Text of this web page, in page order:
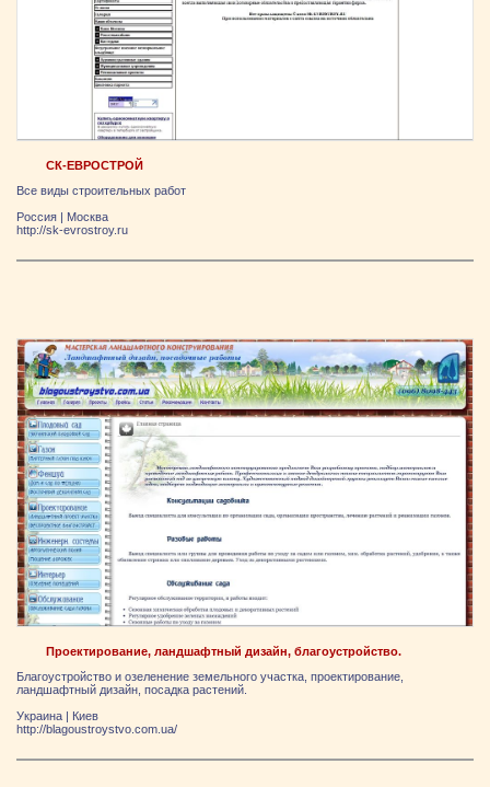
СК-ЕВРОСТРОЙ
Все виды строительных работ
Россия | Москва
http://sk-evrostroy.ru
Проектирование, ландшафтный дизайн, благоустройство.
Благоустройство и озеленение земельного участка, проектирование,
ландшафтный дизайн, посадка растений.
Украина
Киев
http://blagoustroystvo.com.ua/